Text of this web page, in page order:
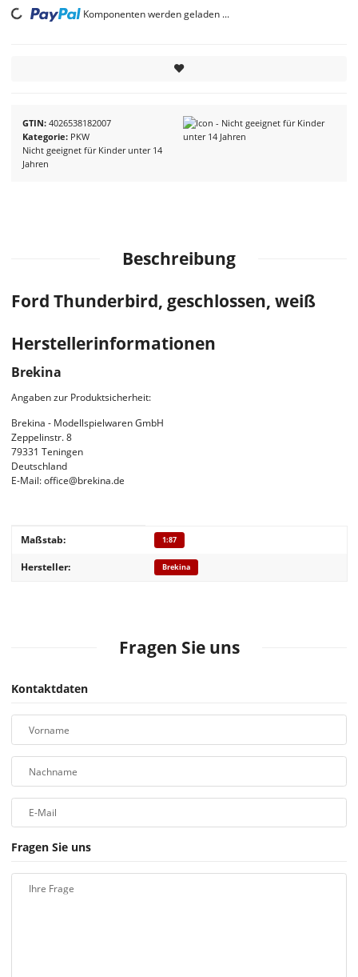
GTIN 4026538182007
Kategorie PKW
Nicht geeignet für Kinder unter 14
Jahren
Loading... Komponenten werden geladen ...
Beschreibung
Ford Thunderbird, geschlossen, weiß
Herstellerinformationen
Brekina
Angaben zur Produktsicherheit:
Brekina - Modellspielwaren GmbH
Zeppelinstr. 8
79331 Teningen
Deutschland
E-Mail: office@brekina.de
Produkteigenschaft
Wert
Maßstab: 1:87
Hersteller: Brekina
Fragen Sie uns
Kontaktdaten
Vorname
Nachname
E-Mail
Fragen Sie uns
Ihre Frage